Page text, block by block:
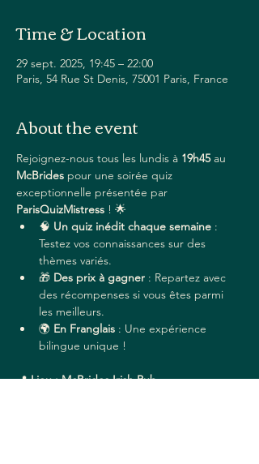
Time & Location
29 sept. 2025, 19:45 – 22:00
Paris, 54 Rue St Denis, 75001 Paris, France
About the event
Rejoignez-nous tous les lundis à 19h45 au
McBrides pour une soirée quiz
exceptionnelle présentée par
ParisQuizMistress ! 🌟
🧠 Un quiz inédit chaque semaine :
Testez vos connaissances sur des
thèmes variés.
🎁 Des prix à gagner : Repartez avec
des récompenses si vous êtes parmi
les meilleurs.
🌍 En Franglais : Une expérience
bilingue unique !
📍 Lieu : McBrides Irish Pub